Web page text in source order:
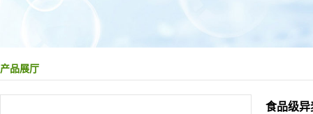
产品展厅
食品级异